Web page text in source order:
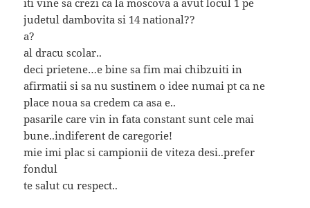
iti vine sa crezi ca la moscova a avut locul 1 pe
judetul dambovita si 14 national??
a?
al dracu scolar..
deci prietene…e bine sa fim mai chibzuiti in
afirmatii si sa nu sustinem o idee numai pt ca ne
place noua sa credem ca asa e..
pasarile care vin in fata constant sunt cele mai
bune..indiferent de caregorie!
mie imi plac si campionii de viteza desi..prefer
fondul
te salut cu respect..